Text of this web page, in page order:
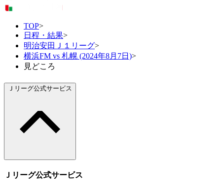
TOP>
日程・結果>
明治安田Ｊ１リーグ>
横浜FM vs 札幌 (2024年8月7日)>
見どころ
Ｊリーグ公式サービス
Ｊリーグ公式サービス